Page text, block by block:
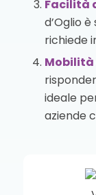
Facilità
d’Oglio
richiede
Mobilità
ideale
aziende